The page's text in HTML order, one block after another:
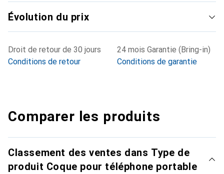
Évolution du prix
Droit de retour de 30 jours
Conditions de retour
24 mois Garantie (Bring-in)
Conditions de garantie
Comparer les produits
Classement des ventes dans Type de
produit Coque pour téléphone portable